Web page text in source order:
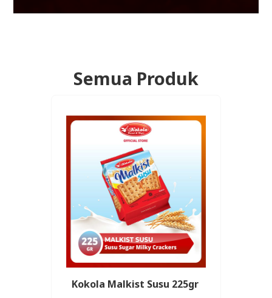
Semua Produk
Kokola Malkist Susu 225gr